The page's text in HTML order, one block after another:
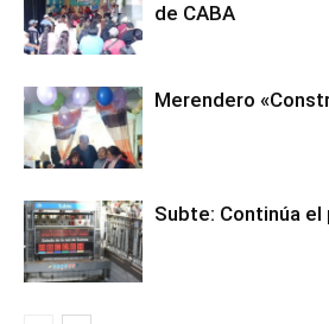
de CABA
Merendero
Subte: Continúa el